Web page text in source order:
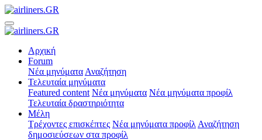
Αρχική
Forum
Νέα μηνύματα Αναζήτηση
Τελευταία μηνύματα
Featured content Νέα μηνύματα Νέα μηνύματα προφίλ
Τελευταία δραστηριότητα
Μέλη
Τρέχοντες επισκέπτες Νέα μηνύματα προφίλ Αναζήτηση
δημοσιεύσεων στα προφίλ